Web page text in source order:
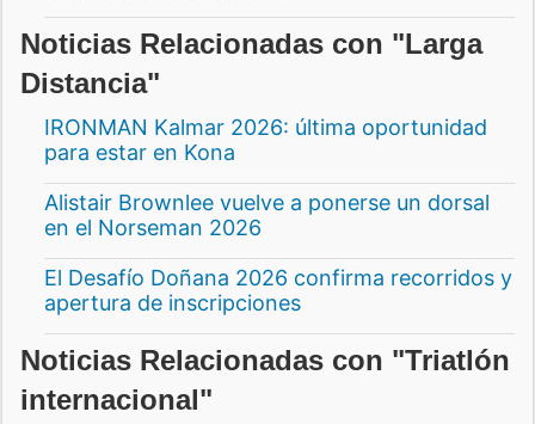
Noticias Relacionadas con "Larga
Distancia"
IRONMAN Kalmar 2026: última oportunidad
para estar en Kona
Alistair Brownlee vuelve a ponerse un dorsal
en el Norseman 2026
El Desafío Doñana 2026 confirma recorridos y
apertura de inscripciones
Noticias Relacionadas con "Triatlón
internacional"